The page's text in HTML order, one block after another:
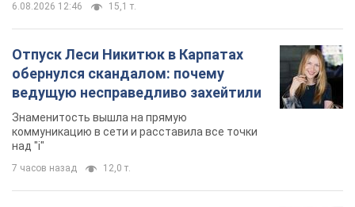
6.08.2026 12:46 15,1 т.
Отпуск Леси Никитюк в Карпатах
обернулся скандалом: почему
ведущую несправедливо захейтили
Знаменитость вышла на прямую
коммуникацию в сети и расставила все точки
над "i"
7 часов назад 12,0 т.